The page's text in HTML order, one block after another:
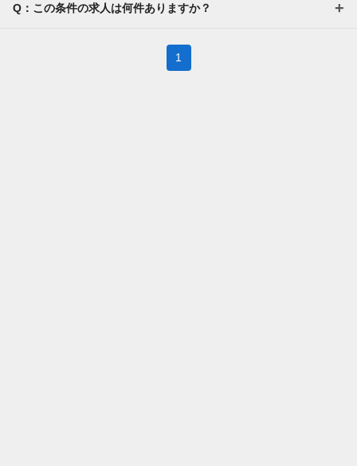
Q：この条件の求人は何件ありますか？
1